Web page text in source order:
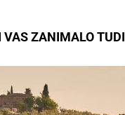
VAS ZANIMALO TUDI